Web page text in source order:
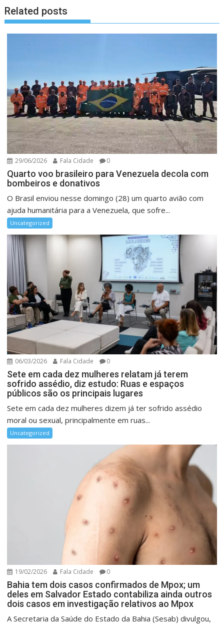
Related posts
29/06/2026 Fala Cidade 0
Quarto voo brasileiro para Venezuela decola com
bombeiros e donativos
O Brasil enviou nesse domingo (28) um quarto avião com
ajuda humanitária para a Venezuela, que sofre...
Uncategorized
06/03/2026 Fala Cidade 0
Sete em cada dez mulheres relatam já terem
sofrido assédio, diz estudo: Ruas e espaços
públicos são os principais lugares
Sete em cada dez mulheres dizem já ter sofrido assédio
moral ou sexual, principalmente em ruas...
Uncategorized
19/02/2026 Fala Cidade 0
Bahia tem dois casos confirmados de Mpox; um
deles em Salvador Estado contabiliza ainda outros
dois casos em investigação relativos ao Mpox
A Secretaria da Saúde do Estado da Bahia (Sesab) divulgou,